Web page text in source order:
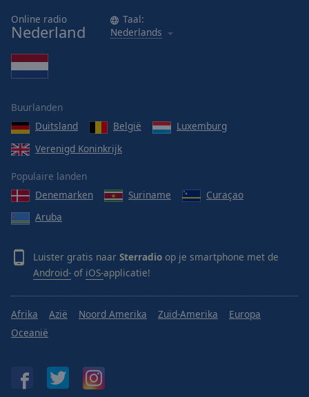
Online radio
Nederland
Taal:
Nederlands
Buurlanden
Duitsland
België
Luxemburg
Verenigd Koninkrijk
Populaire landen
Denemarken
Suriname
Curaçao
Aruba
Luister gratis naar Sterradio op je smartphone met de
Android- of iOS-applicatie!
Afrika Azië Noord Amerika Zuid-Amerika
Europa
Oceanië